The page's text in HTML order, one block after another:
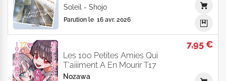
Soleil
- Shojo
Parution le 16 avr. 2026
7,95 €
Les 100 Petites Amies Qui
T'aiiiment A En Mourir T17
Nozawa